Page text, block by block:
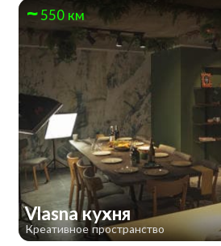
550 км
Vlasna кухня
Креативное пространство